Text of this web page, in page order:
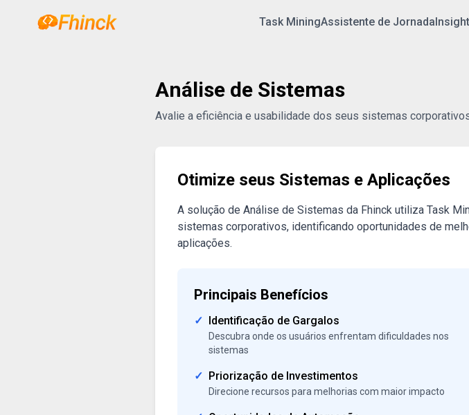
Task MiningAssistente de Jornada
Análise de Sistemas
Avalie a eficiência e usabilidade dos seus sistemas
Otimize seus Sistemas e Aplicações
A solução de Análise de Sistemas da Fhinck utiliza Task
sistemas corporativos, identificando oportunidades de
aplicações.
Principais Benefícios
✓ Identificação de Gargalos
Descubra onde os usuários enfrentam dificuldades nos
sistemas
✓ Priorização de Investimentos
Direcione recursos para melhorias com maior impacto